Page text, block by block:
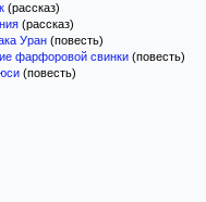
(рассказ)
(рассказ)
Уран (повесть)
фарфоровой свинки (повесть)
(повесть)